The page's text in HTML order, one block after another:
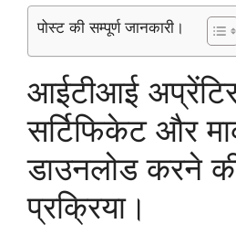
पोस्ट की सम्पूर्ण जानकारी।
आईटीआई
सर्टिफिकेट और
डाउनलोड करने
प्रक्रिया।